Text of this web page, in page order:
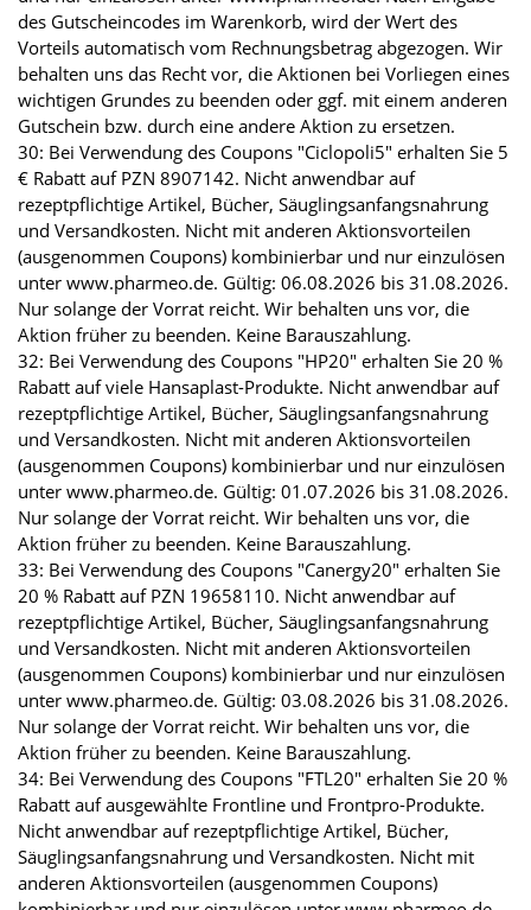
des Gutscheincodes im Warenkorb, wird der Wert des
Vorteils automatisch vom Rechnungsbetrag abgezogen. Wir
behalten uns das Recht vor, die Aktionen bei Vorliegen eines
wichtigen Grundes zu beenden oder ggf. mit einem anderen
Gutschein bzw. durch eine andere Aktion zu ersetzen.
30: Bei Verwendung des Coupons "Ciclopoli5" erhalten Sie 5
€ Rabatt auf PZN 8907142. Nicht anwendbar auf
rezeptpflichtige Artikel, Bücher, Säuglingsanfangsnahrung
und Versandkosten. Nicht mit anderen Aktionsvorteilen
(ausgenommen Coupons) kombinierbar und nur einzulösen
unter www.pharmeo.de. Gültig: 06.08.2026 bis 31.08.2026.
Nur solange der Vorrat reicht. Wir behalten uns vor, die
Aktion früher zu beenden. Keine Barauszahlung.
32: Bei Verwendung des Coupons "HP20" erhalten Sie 20 %
Rabatt auf viele Hansaplast-Produkte. Nicht anwendbar auf
rezeptpflichtige Artikel, Bücher, Säuglingsanfangsnahrung
und Versandkosten. Nicht mit anderen Aktionsvorteilen
(ausgenommen Coupons) kombinierbar und nur einzulösen
unter www.pharmeo.de. Gültig: 01.07.2026 bis 31.08.2026.
Nur solange der Vorrat reicht. Wir behalten uns vor, die
Aktion früher zu beenden. Keine Barauszahlung.
33: Bei Verwendung des Coupons "Canergy20" erhalten Sie
20 % Rabatt auf PZN 19658110. Nicht anwendbar auf
rezeptpflichtige Artikel, Bücher, Säuglingsanfangsnahrung
und Versandkosten. Nicht mit anderen Aktionsvorteilen
(ausgenommen Coupons) kombinierbar und nur einzulösen
unter www.pharmeo.de. Gültig: 03.08.2026 bis 31.08.2026.
Nur solange der Vorrat reicht. Wir behalten uns vor, die
Aktion früher zu beenden. Keine Barauszahlung.
34: Bei Verwendung des Coupons "FTL20" erhalten Sie 20 %
Rabatt auf ausgewählte Frontline und Frontpro-Produkte.
Nicht anwendbar auf rezeptpflichtige Artikel, Bücher,
Säuglingsanfangsnahrung und Versandkosten. Nicht mit
anderen Aktionsvorteilen (ausgenommen Coupons)